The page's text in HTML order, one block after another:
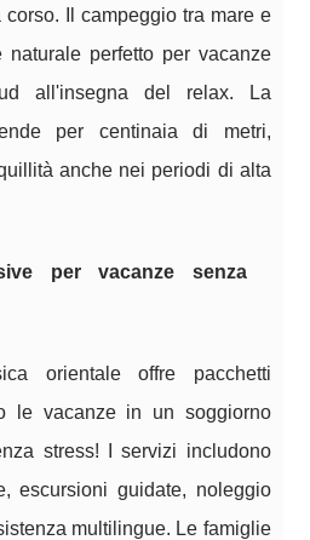
Il campeggio tra mare e
perfetto per vacanze
all'insegna del relax. La
per centinaia di metri,
anche nei periodi di alta
per vacanze senza
orientale offre pacchetti
le vacanze in un soggiorno
stress! I servizi includono
escursioni guidate, noleggio
multilingue. Le famiglie